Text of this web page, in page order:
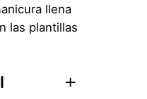
llena
las plantillas